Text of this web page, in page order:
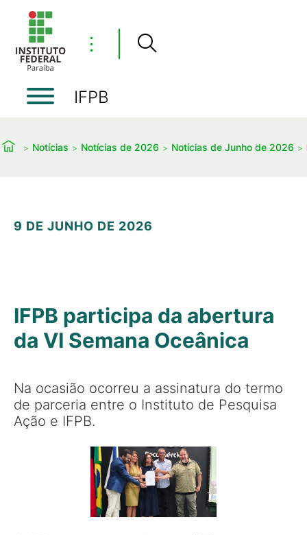
⋮
IFPB
Notícias Notícias de 2026 Notícias de Junho de 2026
9 DE JUNHO DE 2026
IFPB participa da abertura
da VI Semana Oceânica
Na ocasião ocorreu a assinatura do termo
de parceria entre o Instituto de Pesquisa
Ação e IFPB.